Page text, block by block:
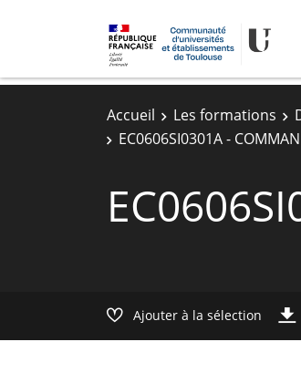
Accueil Les formations
EC0606SI0301A -
Ajouter à la sélection